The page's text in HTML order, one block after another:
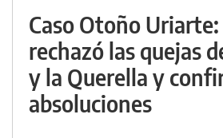
Caso Otoño Uriarte:
rechazó las quejas
y la Querella y
absoluciones